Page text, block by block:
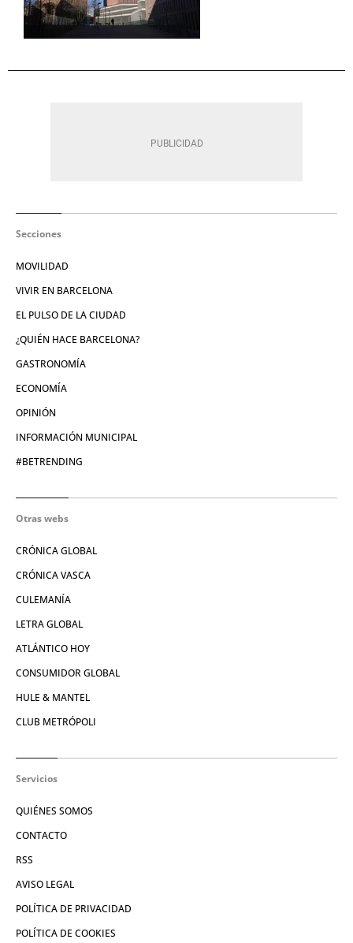
Secciones
MOVILIDAD
VIVIR EN BARCELONA
EL PULSO DE LA CIUDAD
¿QUIÉN HACE BARCELONA?
GASTRONOMÍA
ECONOMÍA
OPINIÓN
INFORMACIÓN MUNICIPAL
#BETRENDING
Otras webs
CRÓNICA GLOBAL
CRÓNICA VASCA
CULEMANÍA
LETRA GLOBAL
ATLÁNTICO HOY
CONSUMIDOR GLOBAL
HULE & MANTEL
CLUB METRÓPOLI
Servicios
QUIÉNES SOMOS
CONTACTO
RSS
AVISO LEGAL
POLÍTICA DE PRIVACIDAD
POLÍTICA DE COOKIES